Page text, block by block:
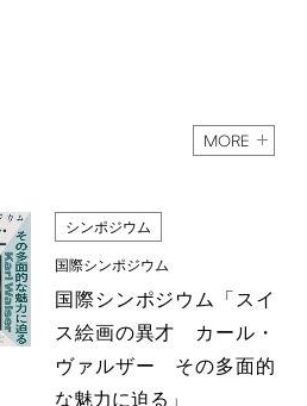
MORE
シンポジウム
国際シンポジウム
国際シンポジウム「スイ
ス絵画の異才 カール・
ヴァルザー その多面的
な魅力に迫る」